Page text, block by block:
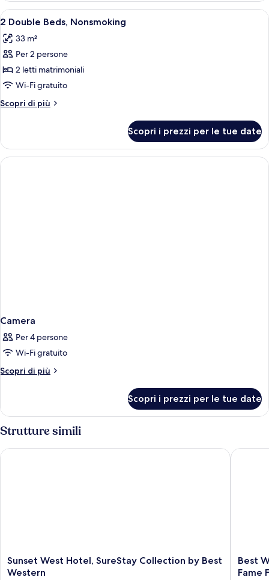
Apri
tutte
le
foto
per
2
Double
Beds,
Biancheria da letto di alta qualità,
5
2 Double Beds, Nonsmoking
33 m²
Per 2 persone
2 letti matrimoniali
Wi-Fi gratuito
Scopri di più
Altri
Double
Beds,
Nonsmoking
Scopri i prezzi per le tue date
Camera
Per 4 persone
Wi-Fi gratuito
Scopri di più
Altri
Scopri i prezzi per le tue date
Strutture simili
Sunset
West
Sunset West Hotel, SureStay Collection by Best
Western
Sunset West Hotel, SureStay Collection by Best Western
Best
Western
Best
Fame
Best